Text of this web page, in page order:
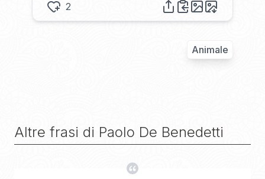
2
Animale
Altre frasi di Paolo De Benedetti